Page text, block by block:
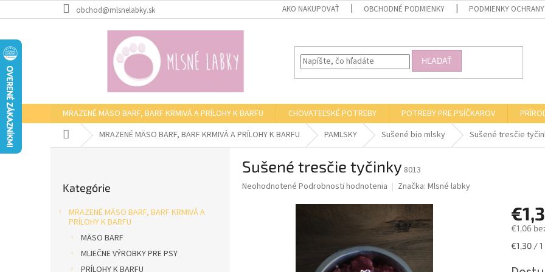
na
obchod@mlsnelabky.sk AKO NAKUPOVAŤ OBCHODNÉ PODMIENKY PODMIENKY OCHRANY
HĽADAŤ
MRAZENÉ MÄSO BARF, BARF KRMIVÁ A PRÍLOHY K BARFU CHOVATEĽSKÉ POTREBY POTREBY PRE PSÍČKAROV
DomovMRAZENÉ MÄSO BARF, BARF KRMIVÁ A PRÍLOHY K BARFU PAMLSKY Sušené bio mlsky Sušené tresčie
kategórie
Kategórie
MRAZENÉ MÄSO BARF, BARF KRMIVÁ A
PRÍLOHY K BARFU
MÄSO BARF
MLIEČNE VÝROBKY PRE PSY
PRÍLOHY K BARFU
Sušené tresčie tyčinky 8013
Priemerné
Neohodnotené Podrobnosti hodnotenia Značka: Mlsné labky
€1,06
€1,30 / 1